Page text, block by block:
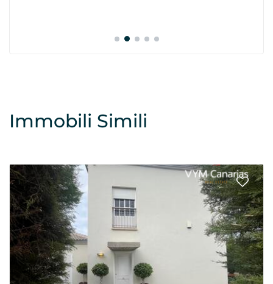
Immobili Simili